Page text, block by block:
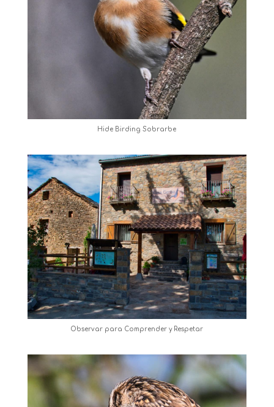
Hide Birding Sobrarbe
Observar para Comprender y Respetar